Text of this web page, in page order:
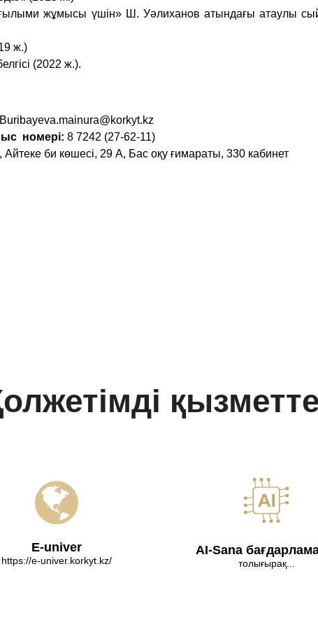
жұмысы үшін» Ш. Уәлиханов атындағы атаулы
ж.)
(2022 ж.).
Buribayeva.mainura@korkyt.kz
номері: 8 7242 (27-62-11)
би көшесі, 29 А, Бас оқу ғимараты, 330 кабинет
E-univer
https://e-univer.korkyt.kz/
AI-Sana
толығырақ...